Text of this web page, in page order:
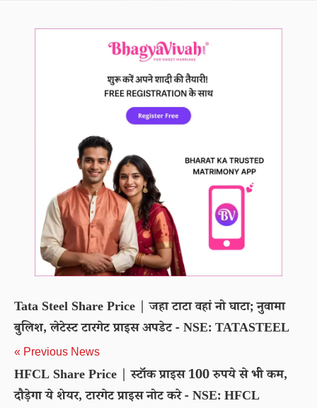
Tata Steel Share Price | जहा टाटा वहां नो घाटा; नुवामा
बुलिश, लेटेस्ट टारगेट प्राइस अपडेट - NSE: TATASTEEL
« Previous News
HFCL Share Price | स्टॉक प्राइस 100 रुपये से भी कम,
दौड़ेगा ये शेयर, टारगेट प्राइस नोट करे - NSE: HFCL